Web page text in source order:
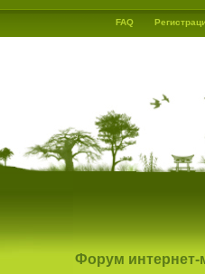
FAQ
Форум интернет-